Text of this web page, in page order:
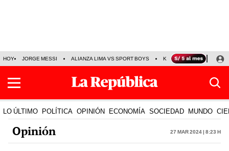
HOY JORGE MESSI ALIANZA LIMA VS SPORT BOYS KENJI FUJIMORI
LO ÚLTIMO POLÍTICA OPINIÓN ECONOMÍA SOCIEDAD MUNDO
Opinión 27 Mar 2024 | 8:23 h